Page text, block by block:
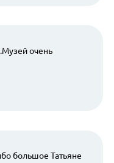
очень
большое Татьяне